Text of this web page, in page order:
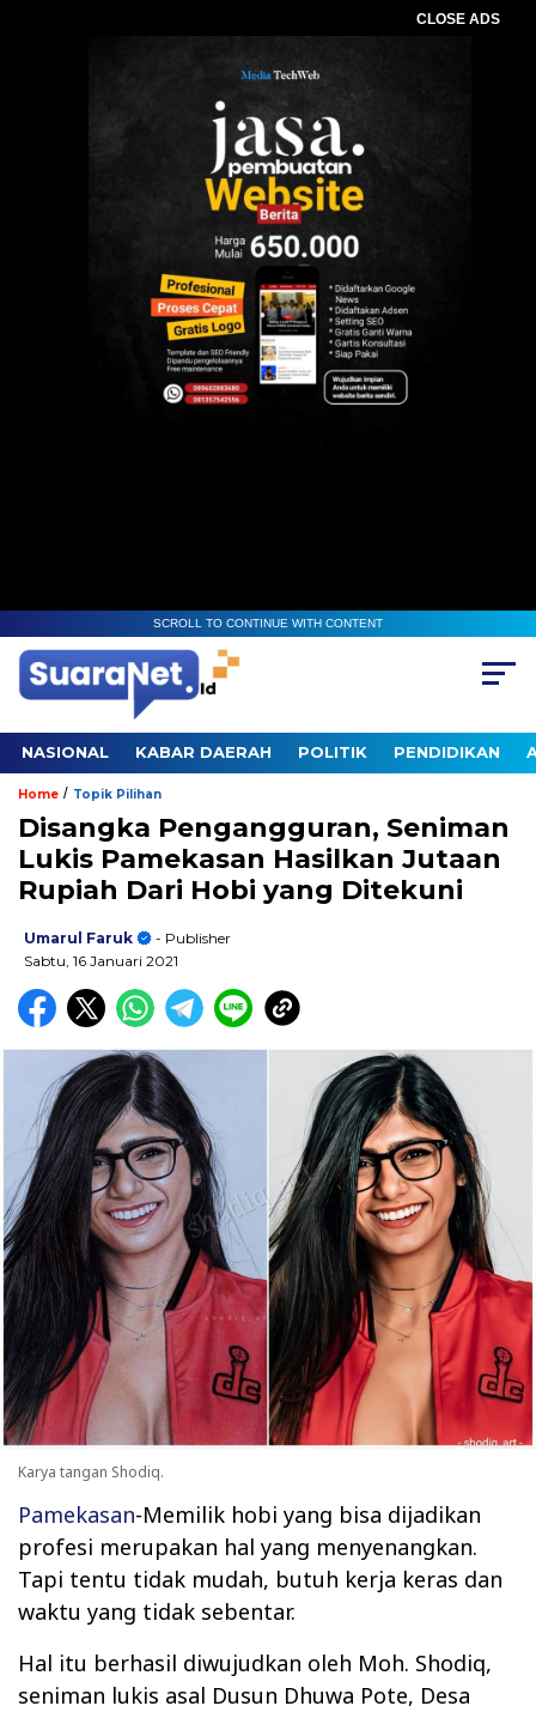
CLOSE ADS
SCROLL TO CONTINUE WITH CONTENT
NASIONAL KABAR DAERAH POLITIK PENDIDIKAN
Home / Topik Pilihan
Disangka Pengangguran, Seniman
Lukis Pamekasan Hasilkan Jutaan
Rupiah Dari Hobi yang Ditekuni
Umarul Faruk
- Publisher
Sabtu, 16 Januari 2021
Karya tangan Shodiq.
Pamekasan-Memilik hobi yang bisa dijadikan
profesi merupakan hal yang menyenangkan.
Tapi tentu tidak mudah, butuh kerja keras dan
waktu yang tidak sebentar.
Hal itu berhasil diwujudkan oleh Moh. Shodiq,
seniman lukis asal Dusun Dhuwa Pote, Desa